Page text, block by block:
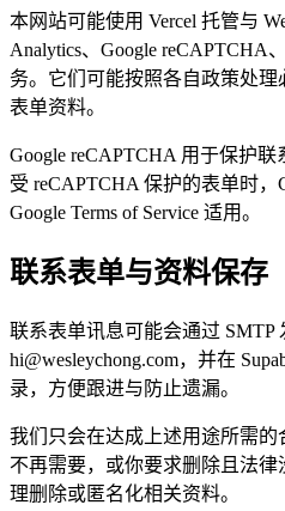
本网站可能使用 Vercel 托管与
Analytics、Google reCAPTCHA
务。它们可能按照各自政策处
表单资料。
Google reCAPTCHA 用于保护
受 reCAPTCHA 保护的表单时，
Google Terms of Service 适用。
联系表单与资料保存
联系表单讯息可能会通过 SMTP
hi@wesleychong.com，并在
录，方便跟进与防止遗漏。
我们只会在达成上述用途所需
不再需要，或你要求删除且法
理删除或匿名化相关资料。